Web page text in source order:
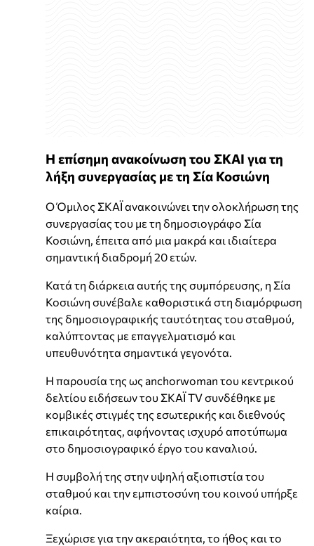
Η επίσημη ανακοίνωση του ΣΚΑΙ για τη
λήξη συνεργασίας με τη Σία Κοσιώνη
Ο Όμιλος ΣΚΑΪ ανακοινώνει την ολοκλήρωση της
συνεργασίας του με τη δημοσιογράφο Σία
Κοσιώνη, έπειτα από μια μακρά και ιδιαίτερα
σημαντική διαδρομή 20 ετών.
Κατά τη διάρκεια αυτής της συμπόρευσης, η Σία
Κοσιώνη συνέβαλε καθοριστικά στη διαμόρφωση
της δημοσιογραφικής ταυτότητας του σταθμού,
καλύπτοντας με επαγγελματισμό και
υπευθυνότητα σημαντικά γεγονότα.
Η παρουσία της ως anchorwoman του κεντρικού
δελτίου ειδήσεων του ΣΚΑΪ TV συνδέθηκε με
κομβικές στιγμές της εσωτερικής και διεθνούς
επικαιρότητας, αφήνοντας ισχυρό αποτύπωμα
στο δημοσιογραφικό έργο του καναλιού.
Η συμβολή της στην υψηλή αξιοπιστία του
σταθμού και την εμπιστοσύνη του κοινού υπήρξε
καίρια.
Ξεχώρισε για την ακεραιότητα, το ήθος και το